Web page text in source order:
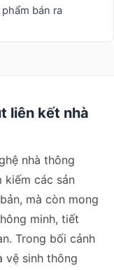
bán ra
liên kết nhà
nhà thông
kiếm các sản
mà còn mong
minh, tiết
Trong bối cảnh
vệ sinh thông